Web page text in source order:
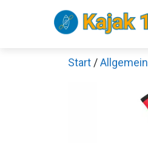
Start /Allgemein